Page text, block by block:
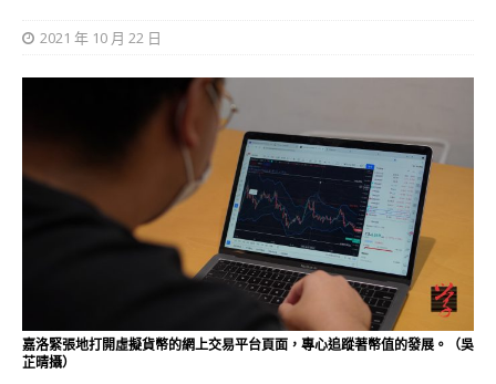
2021 年 10 月 22 日
嘉洛緊張地打開虛擬貨幣的網上交易平台頁面，專心追蹤著幣值的發展。（吳
芷晴攝）